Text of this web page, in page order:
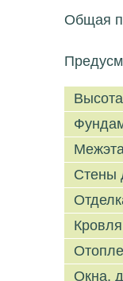
Общая
Стены
Кровля
Окна,